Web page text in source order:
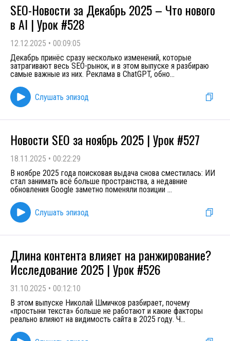
SEO-Новости за Декабрь 2025 – Что нового
в AI | Урок #528
12.12.2025 • 00:09:05
Декабрь принёс сразу несколько изменений, которые
затрагивают весь SEO-рынок, и в этом выпуске я разбираю
самые важные из них. Реклама в ChatGPT, обно...
Слушать эпизод
Новости SEO за ноябрь 2025 | Урок #527
18.11.2025 • 00:22:29
В ноябре 2025 года поисковая выдача снова сместилась: ИИ
стал занимать всё больше пространства, а недавние
обновления Google заметно поменяли позиции ...
Слушать эпизод
Длина контента влияет на ранжирование?
Исследование 2025 | Урок #526
31.10.2025 • 00:12:10
В этом выпуске Николай Шмичков разбирает, почему
«простыни текста» больше не работают и какие факторы
реально влияют на видимость сайта в 2025 году. Ч...